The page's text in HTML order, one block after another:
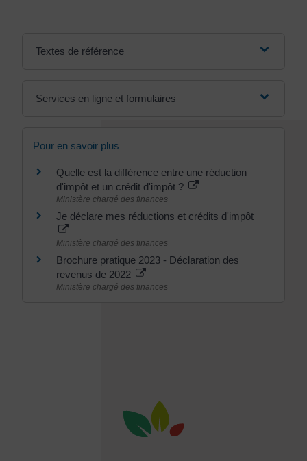
Textes de référence
Services en ligne et formulaires
Pour en savoir plus
Quelle est la différence entre une réduction
d'impôt et un crédit d'impôt ?
Ministère chargé des finances
Je déclare mes réductions et crédits d'impôt
Ministère chargé des finances
Brochure pratique 2023 - Déclaration des
revenus de 2022
Ministère chargé des finances